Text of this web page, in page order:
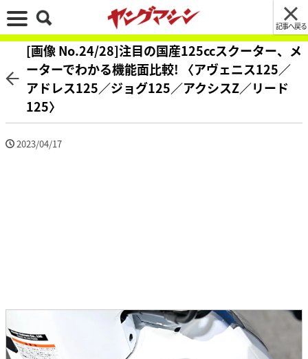
記事へ戻る
[画像 No.24/28]注目の国産125ccスクーター、メ
ーターでわかる機能面比較! 〈アヴェニス125／
アドレス125／ジョグ125／アクシスZ／リード
125〉
2023/04/17